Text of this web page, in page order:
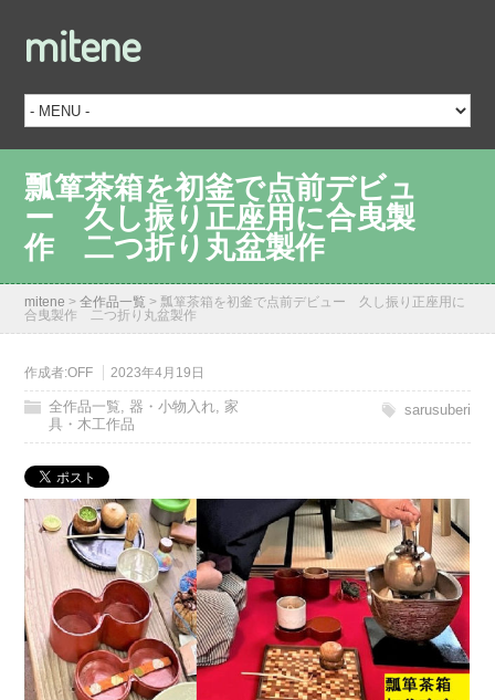
mitene
瓢箪茶箱を初釜で点前デビュ
ー 久し振り正座用に合曳製
作 二つ折り丸盆製作
mitene >全作品一覧 > 瓢箪茶箱を初釜で点前デビュー 久し振り正座用に
合曳製作 二つ折り丸盆製作
作成者:OFF 2023年4月19日
全作品一覧,器・小物入れ,家
具・木工作品
sarusuberi